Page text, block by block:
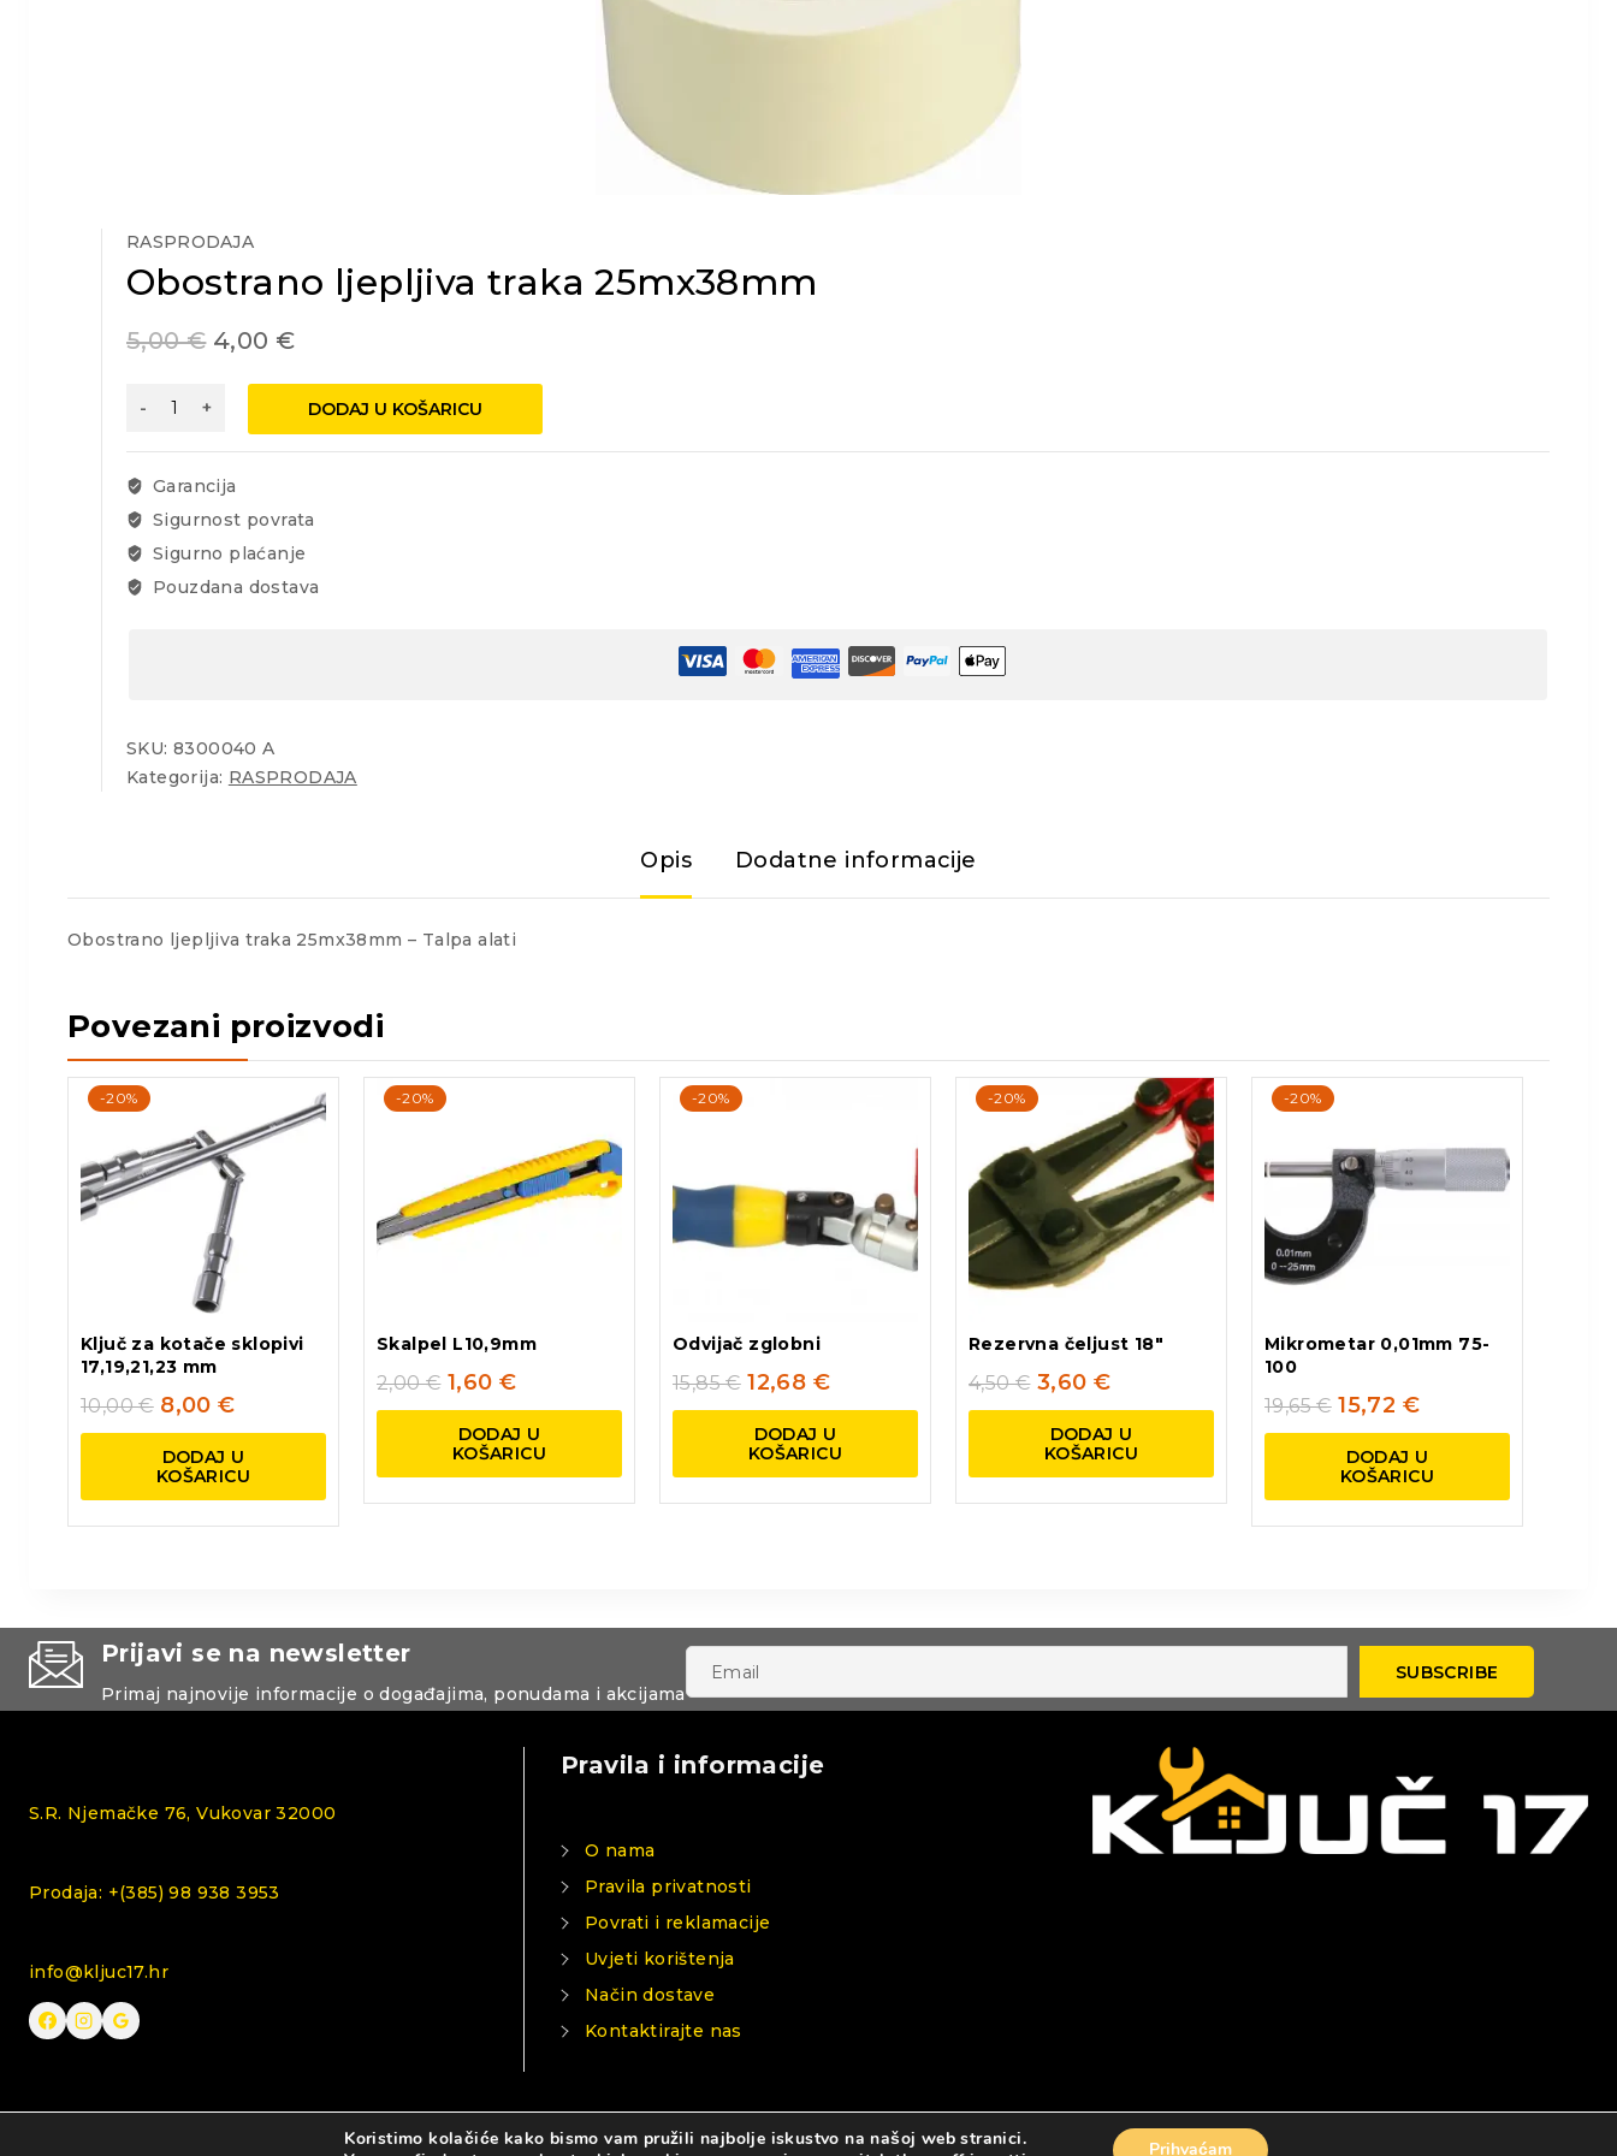
RASPRODAJA
Obostrano ljepljiva traka 25mx38mm
5,00€ 4,00 €
Obostrano
traka
25mx38mm
količina
DODAJ U KOŠARICU
Garancija
Sigurnost povrata
Sigurno plaćanje
Pouzdana dostava
SKU: 8300040 A
Kategorija: RASPRODAJA
Opis Dodatne informacije
Obostrano ljepljiva traka 25mx38mm – Talpa alati
Povezani proizvodi
-20%
Ključ za kotače sklopivi
17,19,21,23 mm
10,00€ 8,00€
DODAJ U
KOŠARICU
-20%
Skalpel L10,9mm
2,00€ 1,60 €
DODAJ U
KOŠARICU
-20%
Odvijač zglobni
15,85€ 12,68 €
DODAJ U
KOŠARICU
-20%
Rezervna čeljust 18″
4,50€ 3,60 €
DODAJ U
KOŠARICU
-20%
Mikrometar 0,01mm 75-
100
19,65€ 15,72 €
DODAJ U
KOŠARICU
Prijavi se na newsletter
Primaj najnovije informacije o događajima, ponudama i akcijama
S.R. Njemačke 76, Vukovar 32000
Prodaja: +(385) 98 938 3953
info@kljuc17.hr
Pravila i informacije
O nama
Pravila privatnosti
Povrati i reklamacije
Uvjeti korištenja
Način dostave
Kontaktirajte nas
Koristimo kolačiće kako bismo vam pružili najbolje iskustvo na našoj web stranici.
Prihvaćam